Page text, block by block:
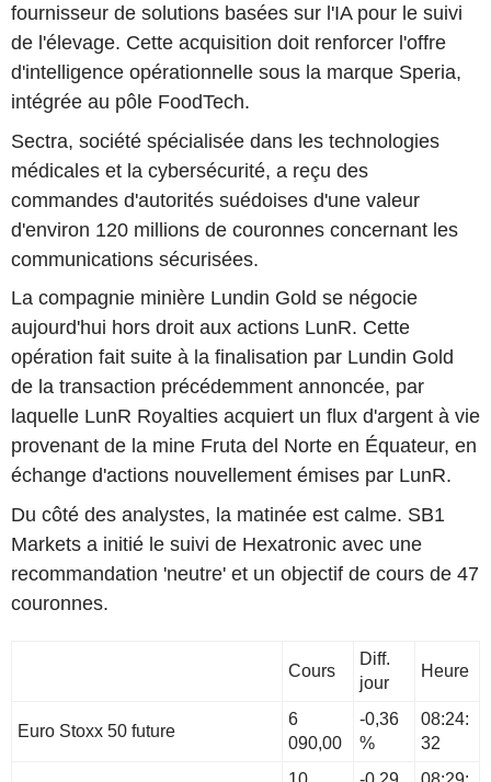
fournisseur de solutions basées sur l'IA pour le suivi
de l'élevage. Cette acquisition doit renforcer l'offre
d'intelligence opérationnelle sous la marque Speria,
intégrée au pôle FoodTech.
Sectra, société spécialisée dans les technologies
médicales et la cybersécurité, a reçu des
commandes d'autorités suédoises d'une valeur
d'environ 120 millions de couronnes concernant les
communications sécurisées.
La compagnie minière Lundin Gold se négocie
aujourd'hui hors droit aux actions LunR. Cette
opération fait suite à la finalisation par Lundin Gold
de la transaction précédemment annoncée, par
laquelle LunR Royalties acquiert un flux d'argent à vie
provenant de la mine Fruta del Norte en Équateur, en
échange d'actions nouvellement émises par LunR.
Du côté des analystes, la matinée est calme. SB1
Markets a initié le suivi de Hexatronic avec une
recommandation 'neutre' et un objectif de cours de 47
couronnes.
Cours
Diff.
jour
Heure
Euro Stoxx 50 future
6
090,00
-0,36
%
08:24:
32